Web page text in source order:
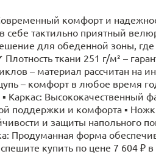
комфорт и
себе тактильно приятный
для обеденной зоны,
ткани 251 г/м² –
– материал рассчитан на
– комфорт в любое время
Каркас: Высококачественный
поддержки и комфорта ▪
и защиты напольного
Продуманная форма
купить по цене 7 604 ₽